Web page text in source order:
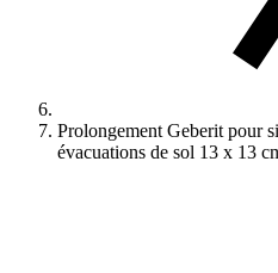
Prolongement Geberit pour
évacuations de sol 13 x 13